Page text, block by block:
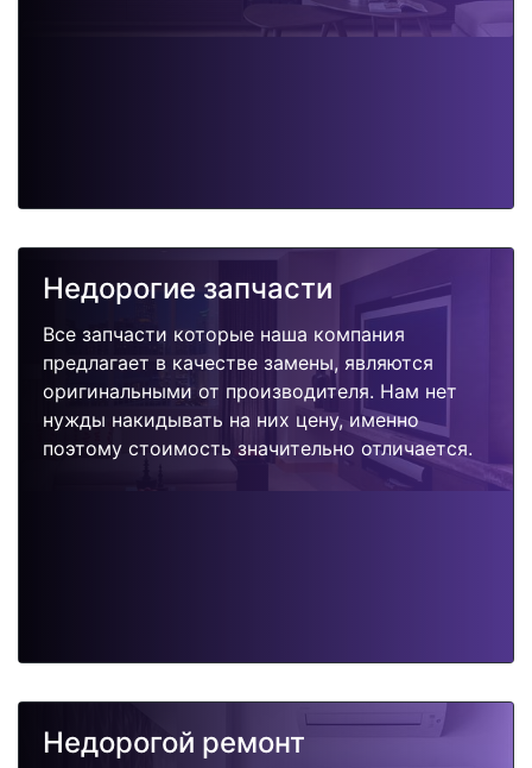
Недорогие запчасти
Все запчасти которые наша компания
предлагает в качестве замены, являются
оригинальными от производителя. Нам нет
нужды накидывать на них цену, именно
поэтому стоимость значительно отличается.
Недорогой ремонт